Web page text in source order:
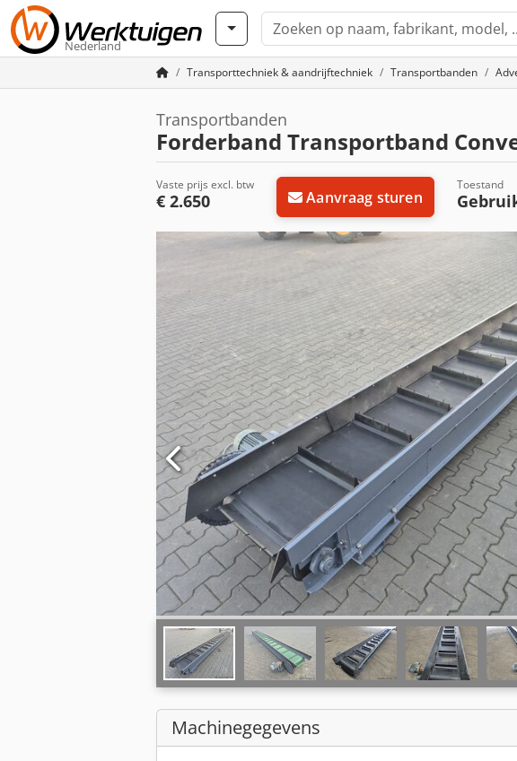
Nederland
Transporttechniek & aandrijftechniek Transportbanden
Transportbanden
Forderband Transportband
Vaste prijs excl. btw
€ 2.650 Aanvraag sturen
Toestand
Machinegegevens